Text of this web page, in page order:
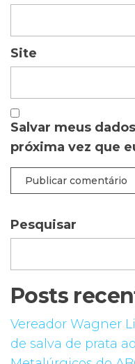
Site
Salvar meus
próxima vez que
Pesquisar
Posts
Vereador Wagner
de salva de prata